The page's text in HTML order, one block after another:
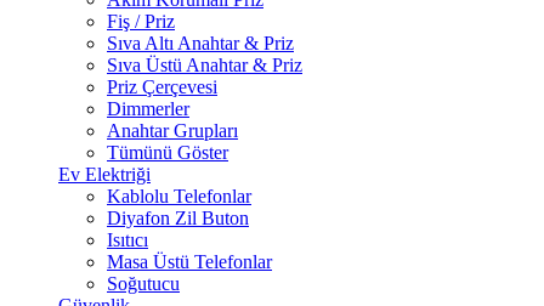
Fiş / Priz
Sıva Altı Anahtar & Priz
Sıva Üstü Anahtar & Priz
Priz Çerçevesi
Dimmerler
Anahtar Grupları
Tümünü Göster
Ev Elektriği
Kablolu Telefonlar
Diyafon Zil Buton
Isıtıcı
Masa Üstü Telefonlar
Soğutucu